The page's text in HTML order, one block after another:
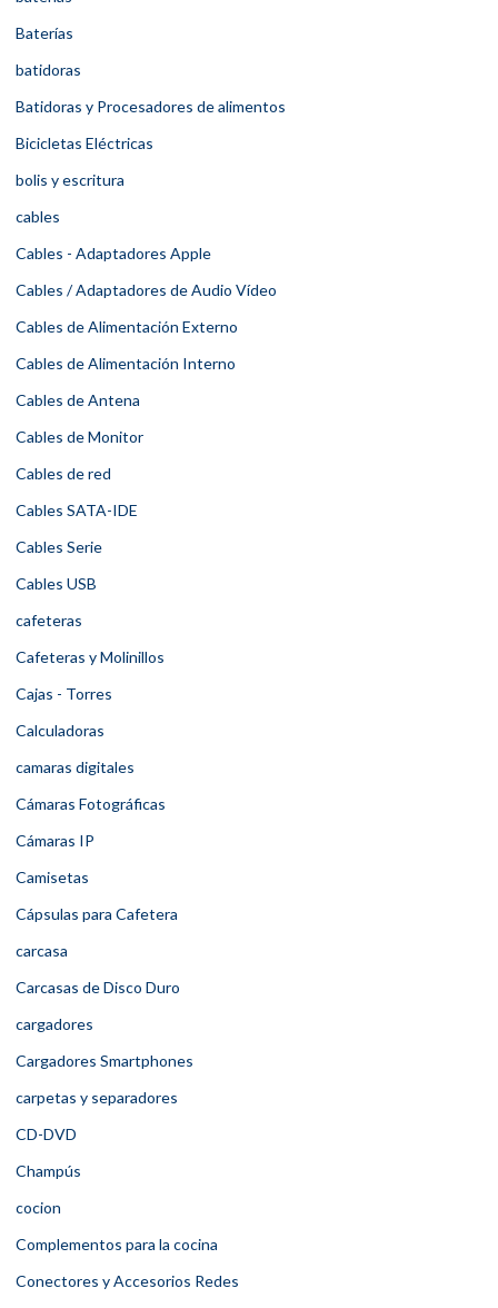
Baterías
batidoras
Batidoras y Procesadores de alimentos
Bicicletas Eléctricas
bolis y escritura
cables
Cables - Adaptadores Apple
Cables / Adaptadores de Audio Vídeo
Cables de Alimentación Externo
Cables de Alimentación Interno
Cables de Antena
Cables de Monitor
Cables de red
Cables SATA-IDE
Cables Serie
Cables USB
cafeteras
Cafeteras y Molinillos
Cajas - Torres
Calculadoras
camaras digitales
Cámaras Fotográficas
Cámaras IP
Camisetas
Cápsulas para Cafetera
carcasa
Carcasas de Disco Duro
cargadores
Cargadores Smartphones
carpetas y separadores
CD-DVD
Champús
cocion
Complementos para la cocina
Conectores y Accesorios Redes